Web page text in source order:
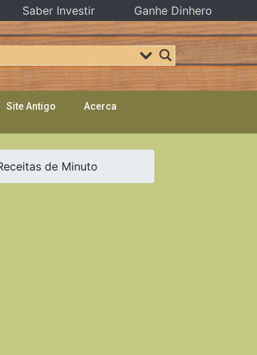
Site Antigo Acerca
de Minuto
Saber Investir Ganhe Dinhero